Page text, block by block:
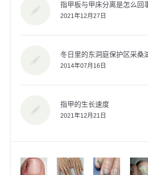
指甲板与甲床分离是怎么回
2021年12月27日
冬日里的东洞庭保护区采桑
2014年07月16日
指甲的生长速度
2021年12月21日